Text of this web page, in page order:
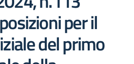
per il
del primo